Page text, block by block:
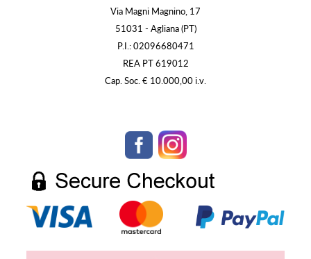
Via Magni Magnino, 17
51031 - Agliana (PT)
P.I.: 02096680471
REA PT 619012
Cap. Soc. € 10.000,00 i.v.